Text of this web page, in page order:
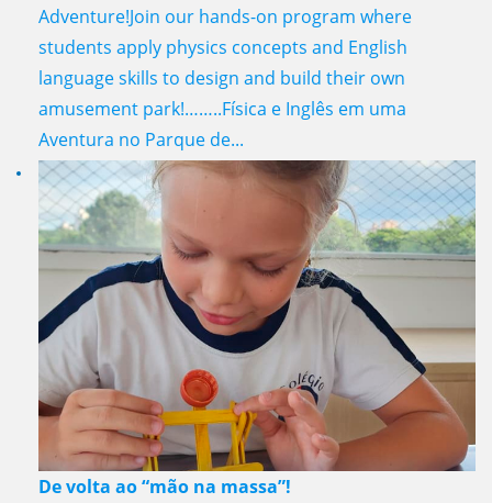
Adventure!Join our hands-on program where
students apply physics concepts and English
language skills to design and build their own
amusement park!……..Física e Inglês em uma
Aventura no Parque de...
De volta ao “mão na massa”!